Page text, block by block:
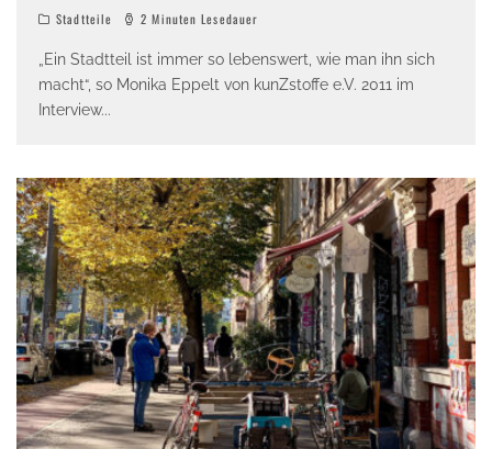
Stadtteile 2 Minuten Lesedauer
„Ein Stadtteil ist immer so lebenswert, wie man ihn sich
macht“, so Monika Eppelt von kunZstoffe e.V. 2011 im
Interview...